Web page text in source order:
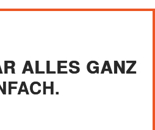
ALLES GANZ